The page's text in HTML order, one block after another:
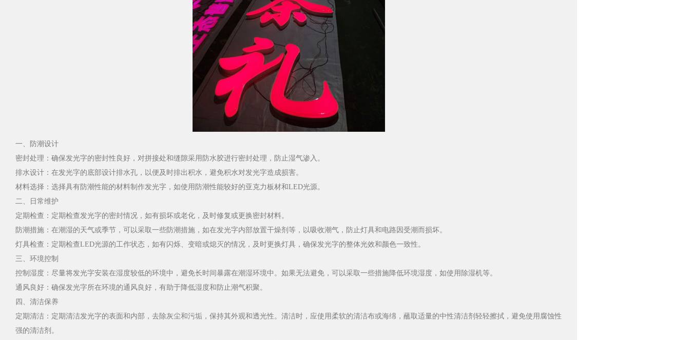
一、防潮设计
密封处理：确保发光字的密封性良好，对拼接处和缝隙采用防水胶进行密封处理，防止湿气渗入。
排水设计：在发光字的底部设计排水孔，以便及时排出积水，避免积水对发光字造成损害。
材料选择：选择具有防潮性能的材料制作发光字，如使用防潮性能较好的亚克力板材和LED光源。
二、日常维护
定期检查：定期检查发光字的密封情况，如有损坏或老化，及时修复或更换密封材料。
防潮措施：在潮湿的天气或季节，可以采取一些防潮措施，如在发光字内部放置干燥剂等，以吸收潮气，防止灯具和电路因受潮而损坏。
灯具检查：定期检查LED光源的工作状态，如有闪烁、变暗或熄灭的情况，及时更换灯具，确保发光字的整体光效和颜色一致性。
三、环境控制
控制湿度：尽量将发光字安装在湿度较低的环境中，避免长时间暴露在潮湿环境中。如果无法避免，可以采取一些措施降低环境湿度，如使用除湿机等。
通风良好：确保发光字所在环境的通风良好，有助于降低湿度和防止潮气积聚。
四、清洁保养
定期清洁：定期清洁发光字的表面和内部，去除灰尘和污垢，保持其外观和透光性。清洁时，应使用柔软的清洁布或海绵，蘸取适量的中性清洁剂轻轻擦拭，避免使用腐蚀性
强的清洁剂。